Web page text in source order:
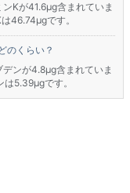
Kが41.6μg含まれていま
46.74μgです。
のくらい？
ンが4.8μg含まれていま
5.39μgです。